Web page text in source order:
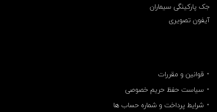
جک پارکینگی سیماران
آیفون تصویری
قوانین و مقررات
سیاست حفظ حریم خصوصی
شرایط پرداخت و شماره حساب ها